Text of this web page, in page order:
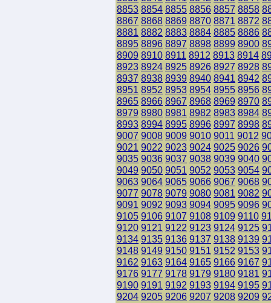
8853 8854 8855 8856 8857 8858
8867 8868 8869 8870 8871 8872
8881 8882 8883 8884 8885 8886
8895 8896 8897 8898 8899 8900
8909 8910 8911 8912 8913 8914
8923 8924 8925 8926 8927 8928
8937 8938 8939 8940 8941 8942
8951 8952 8953 8954 8955 8956
8965 8966 8967 8968 8969 8970
8979 8980 8981 8982 8983 8984
8993 8994 8995 8996 8997 8998
9007 9008 9009 9010 9011 9012
9021 9022 9023 9024 9025 9026
9035 9036 9037 9038 9039 9040
9049 9050 9051 9052 9053 9054
9063 9064 9065 9066 9067 9068
9077 9078 9079 9080 9081 9082
9091 9092 9093 9094 9095 9096
9105 9106 9107 9108 9109 9110
9120 9121 9122 9123 9124 9125
9134 9135 9136 9137 9138 9139
9148 9149 9150 9151 9152 9153
9162 9163 9164 9165 9166 9167
9176 9177 9178 9179 9180 9181
9190 9191 9192 9193 9194 9195
9204 9205 9206 9207 9208 9209